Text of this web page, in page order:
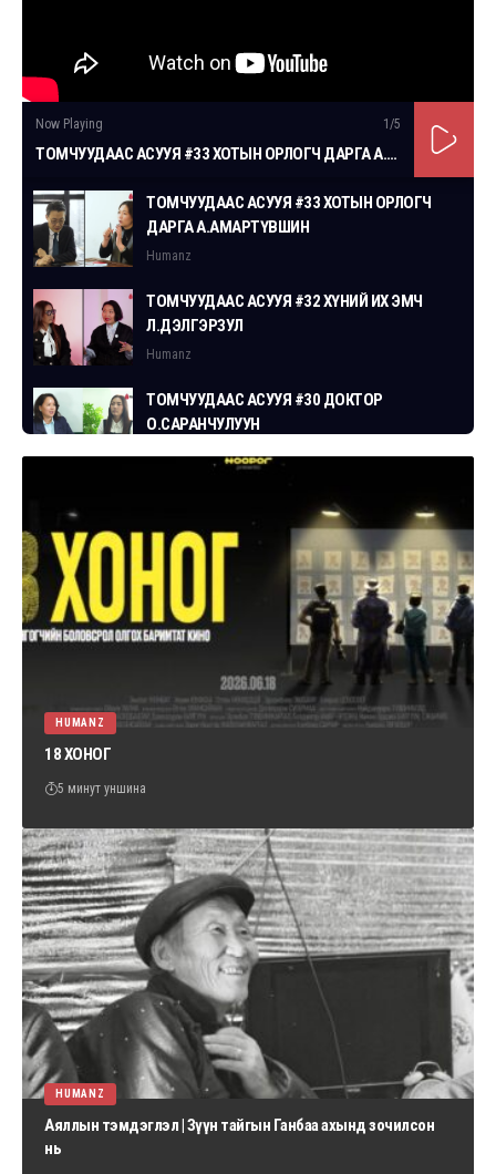
Now Playing 1 /5
ТОМЧУУДААС АСУУЯ #33 ХОТЫН ОРЛОГЧ ДАРГА А.АМАРТҮВШИН
ТОМЧУУДААС АСУУЯ #33 ХОТЫН ОРЛОГЧ
ДАРГА А.АМАРТҮВШИН
Humanz
ТОМЧУУДААС АСУУЯ #32 ХҮНИЙ ИХ ЭМЧ
Л.ДЭЛГЭРЗУЛ
Humanz
ТОМЧУУДААС АСУУЯ #30 ДОКТОР
О.САРАНЧУЛУУН
Humanz
ТОМЧУУДААС АСУУЯ #29 СГЗ С.ЦОГТБАЯР
Humanz
ТОМЧУУДААС АСУУЯ #28 ХУУЛЬЧ
Г.ЭРДЭНЭБАТ
Humanz
HUMANZ
18 ХОНОГ
5 минут уншина
HUMANZ
Аяллын тэмдэглэл | Зүүн тайгын Ганбаа ахынд зочилсон
нь